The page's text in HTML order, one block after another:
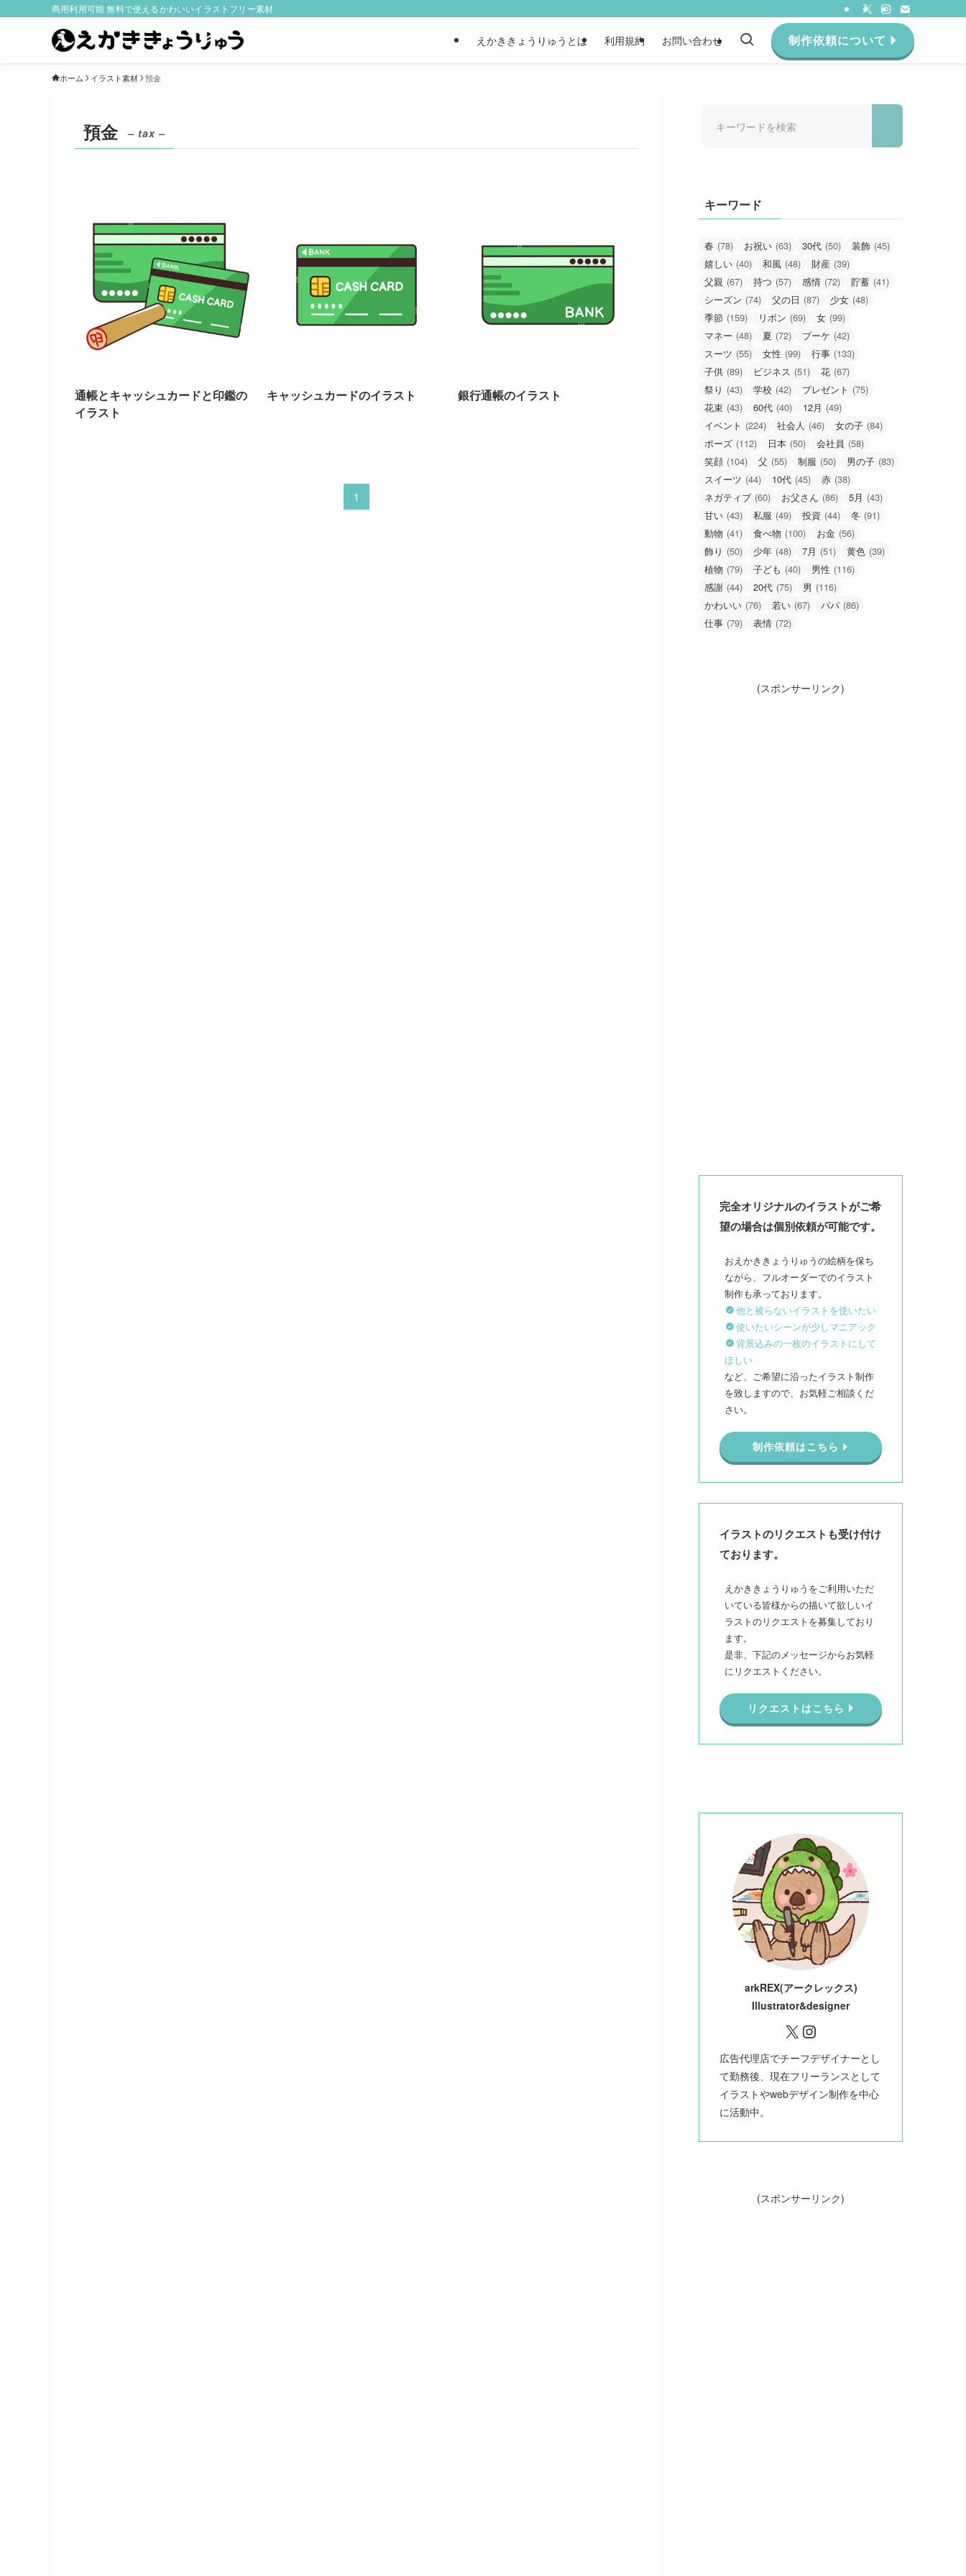
商用利用可能 無料で使えるかわいいイラストフリー素材
えかききょうりゅうとは 利用規約 お問い合わせ 制作依頼について
ホーム イラスト素材 預金
預金 – tax –
通帳とキャッシュカードと印鑑の
イラスト
キャッシュカードのイラスト 銀行通帳のイラスト
1
キーワード
春 (78) お祝い (63) 30代 (50) 装飾 (45)
嬉しい (40) 和風 (48) 財産 (39)
父親 (67) 持つ (57) 感情 (72) 貯蓄 (41)
シーズン (74) 父の日 (87) 少女 (48)
季節 (159) リボン (69) 女 (99)
マネー (48) 夏 (72) ブーケ (42)
スーツ (55) 女性 (99) 行事 (133)
子供 (89) ビジネス (51) 花 (67)
祭り (43) 学校 (42) プレゼント (75)
花束 (43) 60代 (40) 12月 (49)
イベント (224) 社会人 (46) 女の子 (84)
ポーズ (112) 日本 (50) 会社員 (58)
笑顔 (104) 父 (55) 制服 (50) 男の子 (83)
スイーツ (44) 10代 (45) 赤 (38)
ネガティブ (60) お父さん (86) 5月 (43)
甘い (43) 私服 (49) 投資 (44) 冬 (91)
動物 (41) 食べ物 (100) お金 (56)
飾り (50) 少年 (48) 7月 (51) 黄色 (39)
植物 (79) 子ども (40) 男性 (116)
感謝 (44) 20代 (75) 男 (116)
かわいい (76) 若い (67) パパ (86)
仕事 (79) 表情 (72)
(スポンサーリンク)
完全オリジナルのイラストがご希
望の場合は個別依頼が可能です。
おえかききょうりゅうの絵柄を保ち
ながら、フルオーダーでのイラスト
他と被らないイラストを使いたい
使いたいシーンが少しマニアック
背景込みの一枚のイラストにして
ほしい
など、ご希望に沿ったイラスト制作
を致しますので、お気軽ご相談くだ
さい。
制作依頼はこちら
イラストのリクエストも受け付け
ております。
えかききょうりゅうをご利用いただ
いている皆様からの描いて欲しいイ
ラストのリクエストを募集しており
ます。
是非、下記のメッセージからお気軽
にリクエストください。
リクエストはこちら
arkREX(アークレックス)
Illustrator&designer
X Instagram
広告代理店でチーフデザイナーとし
て勤務後、現在フリーランスとして
イラストやwebデザイン制作を中心
に活動中。
(スポンサーリンク)